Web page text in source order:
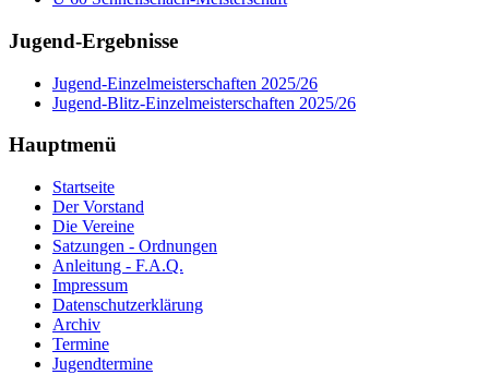
Jugend-Ergebnisse
Jugend-Einzelmeisterschaften 2025/26
Jugend-Blitz-Einzelmeisterschaften 2025/26
Hauptmenü
Startseite
Der Vorstand
Die Vereine
Satzungen - Ordnungen
Anleitung - F.A.Q.
Impressum
Datenschutzerklärung
Archiv
Termine
Jugendtermine